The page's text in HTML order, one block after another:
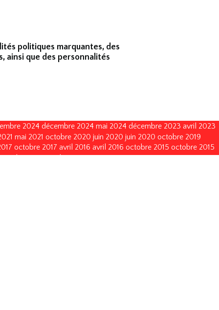
politiques marquantes, des
ainsi que des personnalités
2024 décembre 2024 mai 2024 décembre 2023 avril 2023
mai 2021 octobre 2020 juin 2020 juin 2020 octobre 2019
octobre 2017 avril 2016 avril 2016 octobre 2015 octobre 2015
octobre 2011 octobre 2011 mai 2011 mai 2011 juin 2010 juin 2010